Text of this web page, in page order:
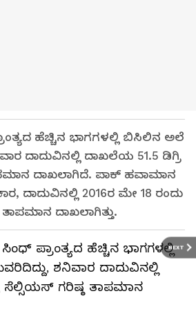
NEXT
ಹೆಚ್ಚಿನ ಭಾಗಗಳಲ್ಲಿ ಬಿಸಿಲಿನ ಅಲೆ
ದಾದುವಿನಲ್ಲಿ ದಾಖಲೆಯ 51.5 ಡಿಗ್ರಿ
ದಾಖಲಾಗಿದೆ. ಪಾಕ್‌ ಹವಾಮಾನ
ದಾದುವಿನಲ್ಲಿ 2016ರ ಮೇ 18 ರಂದು
ದಾಖಲಾಗಿತ್ತು.
ಸಿಂಧ್ ಪ್ರಾಂತ್ಯದ ಹೆಚ್ಚಿನ ಭಾಗಗಳಲ್ಲಿ
ಶನಿವಾರ ದಾದುವಿನಲ್ಲಿ
ಸೆಲ್ಸಿಯಸ್‌ ಗರಿಷ್ಠ ತಾಪಮಾನ